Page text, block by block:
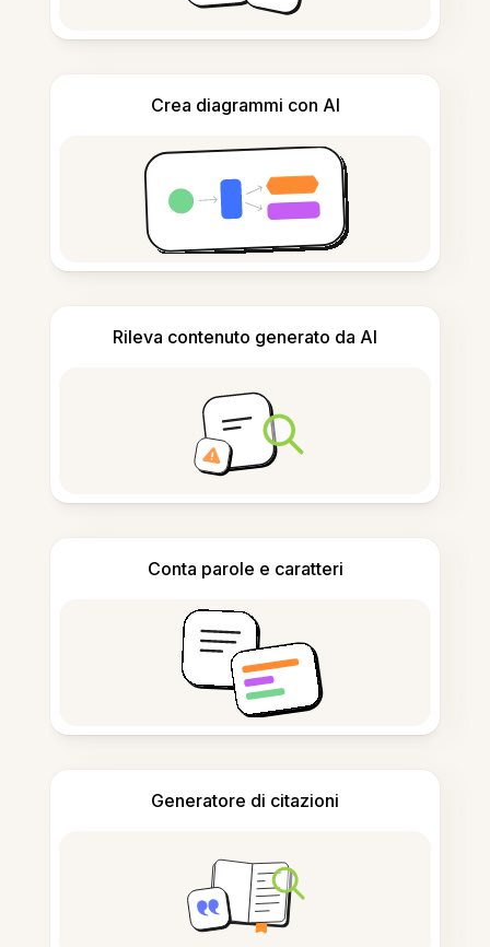
Crea diagrammi con AI
Rileva contenuto generato da AI
Conta parole e caratteri
Generatore di citazioni